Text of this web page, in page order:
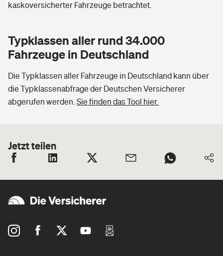
kaskoversicherter Fahrzeuge betrachtet.
Typklassen aller rund 34.000
Fahrzeuge in Deutschland
Die Typklassen aller Fahrzeuge in Deutschland kann über
die Typklassenabfrage der Deutschen Versicherer
abgerufen werden. Sie finden das Tool hier.
Jetzt teilen